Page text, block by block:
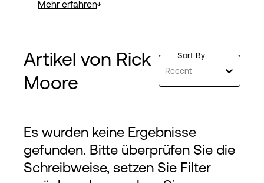
fortschrittliche Workload-
PlatformDIGITAL® und
ServiceFabric® voran und
Unternehmensumgebungen.
Seine Arbeit konzentriert sich
darauf, Innovationen zu
Mehr erfahren
Artikel von Rick
Moore
Sort By
Recent
Es wurden keine Ergebnisse
gefunden. Bitte überprüfen Sie die
Schreibweise, setzen Sie Filter